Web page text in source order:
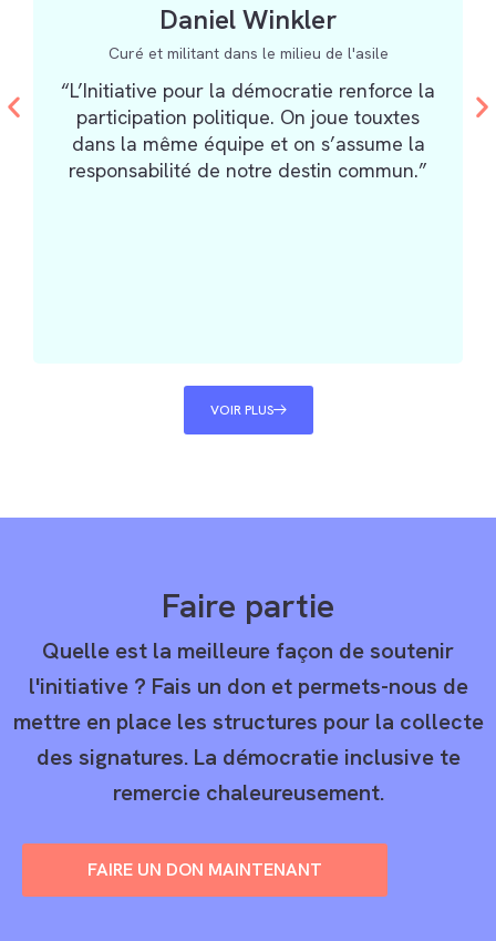
Daniel Winkler
Curé et militant dans le milieu de l'asile
“L’Initiative pour la démocratie renforce la
participation politique. On joue touxtes
dans la même équipe et on s’assume la
responsabilité de notre destin commun.”
VOIR PLUS
Faire partie
Quelle est la meilleure façon de soutenir
l'initiative ? Fais un don et permets-nous de
mettre en place les structures pour la collecte
des signatures. La démocratie inclusive te
remercie chaleureusement.
FAIRE UN DON MAINTENANT